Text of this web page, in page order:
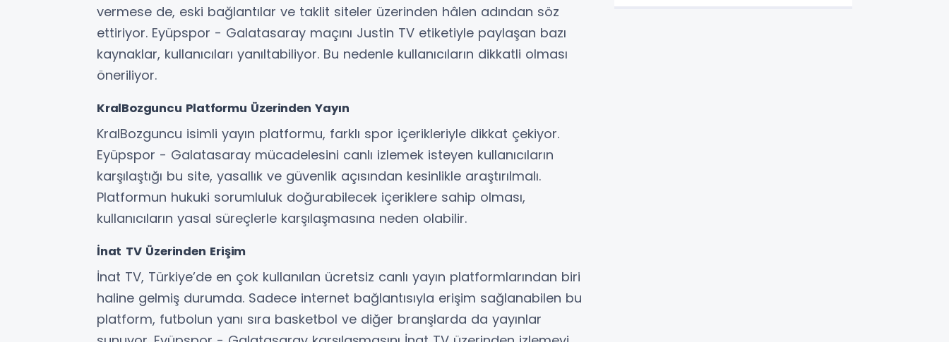
vermese de, eski bağlantılar ve taklit siteler üzerinden hâlen adından söz
ettiriyor. Eyüpspor - Galatasaray maçını Justin TV etiketiyle paylaşan bazı
kaynaklar, kullanıcıları yanıltabiliyor. Bu nedenle kullanıcıların dikkatli olması
öneriliyor.
KralBozguncu Platformu Üzerinden Yayın
KralBozguncu isimli yayın platformu, farklı spor içerikleriyle dikkat çekiyor.
Eyüpspor - Galatasaray mücadelesini canlı izlemek isteyen kullanıcıların
karşılaştığı bu site, yasallık ve güvenlik açısından kesinlikle araştırılmalı.
Platformun hukuki sorumluluk doğurabilecek içeriklere sahip olması,
kullanıcıların yasal süreçlerle karşılaşmasına neden olabilir.
İnat TV Üzerinden Erişim
İnat TV, Türkiye’de en çok kullanılan ücretsiz canlı yayın platformlarından biri
haline gelmiş durumda. Sadece internet bağlantısıyla erişim sağlanabilen bu
platform, futbolun yanı sıra basketbol ve diğer branşlarda da yayınlar